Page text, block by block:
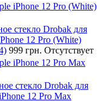
iPhone 12 Pro (White)
стекло Drobak для
12 Pro (White)
999 грн. Отсутствует
iPhone 12 Pro Max
стекло Drobak для
12 Pro Max